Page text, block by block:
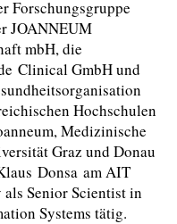
Forschungsgruppe
JOANNEUM
mbH, die
Clinical GmbH und
Hochschulen
Medizinische
Graz und Donau
Donsa am AIT
Senior Scientist in
Systems tätig.